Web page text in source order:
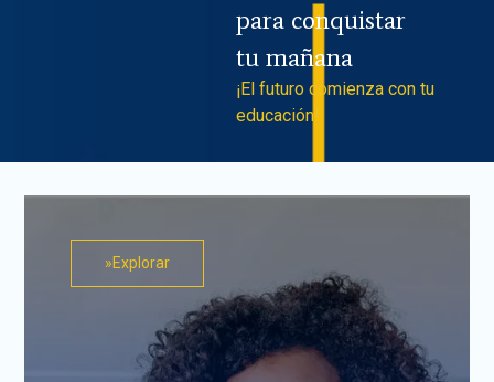
para conquistar
tu mañana
¡El futuro comienza con tu
educación!
»Explorar